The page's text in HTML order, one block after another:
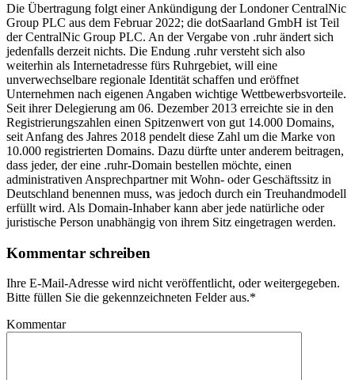
Die Übertragung folgt einer Ankündigung der Londoner CentralNic
Group PLC aus dem Februar 2022; die dotSaarland GmbH ist Teil
der CentralNic Group PLC. An der Vergabe von .ruhr ändert sich
jedenfalls derzeit nichts. Die Endung .ruhr versteht sich also
weiterhin als Internetadresse fürs Ruhrgebiet, will eine
unverwechselbare regionale Identität schaffen und eröffnet
Unternehmen nach eigenen Angaben wichtige Wettbewerbsvorteile.
Seit ihrer Delegierung am 06. Dezember 2013 erreichte sie in den
Registrierungszahlen einen Spitzenwert von gut 14.000 Domains,
seit Anfang des Jahres 2018 pendelt diese Zahl um die Marke von
10.000 registrierten Domains. Dazu dürfte unter anderem beitragen,
dass jeder, der eine .ruhr-Domain bestellen möchte, einen
administrativen Ansprechpartner mit Wohn- oder Geschäftssitz in
Deutschland benennen muss, was jedoch durch ein Treuhandmodell
erfüllt wird. Als Domain-Inhaber kann aber jede natürliche oder
juristische Person unabhängig von ihrem Sitz eingetragen werden.
Kommentar schreiben
Ihre E-Mail-Adresse wird nicht veröffentlicht, oder weitergegeben.
Bitte füllen Sie die gekennzeichneten Felder aus.*
Kommentar